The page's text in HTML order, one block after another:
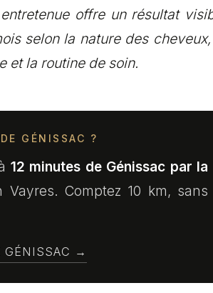
offre un résultat
selon la nature des
et la routine de soin.
GÉNISSAC ?
12 minutes de Génissac par la
Vayres. Comptez 10 km, sans
GÉNISSAC →